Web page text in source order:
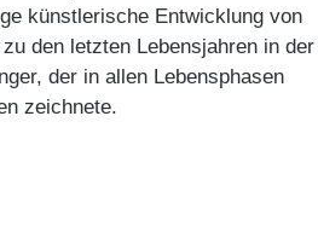
künstlerische Entwicklung von
den letzten Lebensjahren in der
der in allen Lebensphasen
zeichnete.